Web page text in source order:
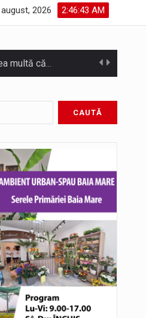
2:46:45 AM
2026
Senator PSD Maramures, Sorin Vlasin: Amendamentele PSD privind centralele pe cărbune reglementează un principiu de bun-simț: nu desființăm nimic fără…
În cadrul lucrărilor de repoziționare și modernizare la rețeaua de distribuție a apei potabile, pentru îmbunătățirea serviciilor furnizate utilizatorilor noștri,…
multiple,…